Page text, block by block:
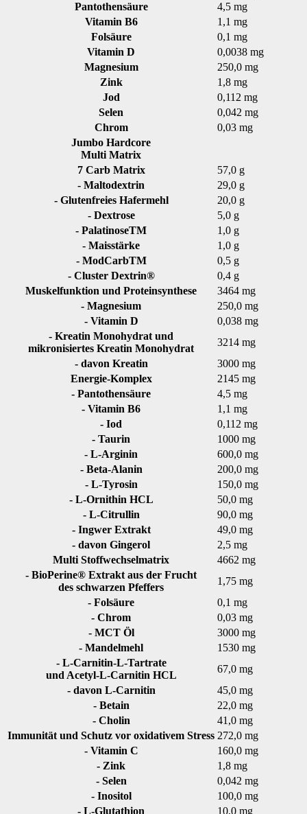
Pantothensäure
4,5 mg
Vitamin B6
1,1 mg
Folsäure
0,1 mg
Vitamin D
0,0038 mg
Magnesium
250,0 mg
Zink
1,8 mg
Jod
0,112 mg
Selen
0,042 mg
Chrom
0,03 mg
Jumbo Hardcore
Multi Matrix
7 Carb Matrix
57,0 g
- Maltodextrin
29,0 g
- Glutenfreies Hafermehl
20,0 g
- Dextrose
5,0 g
- PalatinoseTM
1,0 g
- Maisstärke
1,0 g
- ModCarbTM
0,5 g
- Cluster Dextrin®
0,4 g
Muskelfunktion und Proteinsynthese
3464 mg
- Magnesium
250,0 mg
- Vitamin D
0,038 mg
- Kreatin Monohydrat und
mikronisiertes Kreatin Monohydrat
3214 mg
- davon Kreatin
3000 mg
Energie-Komplex
2145 mg
- Pantothensäure
4,5 mg
- Vitamin B6
1,1 mg
- Iod
0,112 mg
- Taurin
1000 mg
- L-Arginin
600,0 mg
- Beta-Alanin
200,0 mg
- L-Tyrosin
150,0 mg
- L-Ornithin HCL
50,0 mg
- L-Citrullin
90,0 mg
- Ingwer Extrakt
49,0 mg
- davon Gingerol
2,5 mg
Multi Stoffwechselmatrix
4662 mg
- BioPerine® Extrakt aus der Frucht
des schwarzen Pfeffers
1,75 mg
- Folsäure
0,1 mg
- Chrom
0,03 mg
- MCT Öl
3000 mg
- Mandelmehl
1530 mg
- L-Carnitin-L-Tartrate
und Acetyl-L-Carnitin HCL
67,0 mg
- davon L-Carnitin
45,0 mg
- Betain
22,0 mg
- Cholin
41,0 mg
Immunität und Schutz vor oxidativem Stress 272,0 mg
- Vitamin C
160,0 mg
- Zink
1,8 mg
- Selen
0,042 mg
- Inositol
100,0 mg
- L-Glutathion
10,0 mg